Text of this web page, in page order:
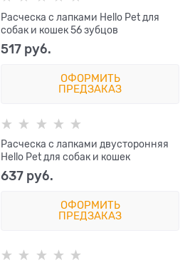
Расческа с лапками Hello Pet для
собак и кошек 56 зубцов
517 руб.
ОФОРМИТЬ
ПРЕДЗАКАЗ
Расческа с лапками двусторонняя
Hello Pet для собак и кошек
637 руб.
ОФОРМИТЬ
ПРЕДЗАКАЗ